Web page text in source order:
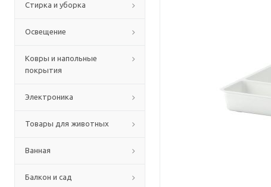
Стирка и уборка
Освещение
Ковры и напольные
покрытия
Электроника
Товары для животных
Ванная
Балкон и сад